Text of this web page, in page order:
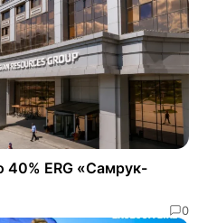
40% ERG «Самрук-
0